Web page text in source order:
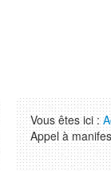
Vous êtes ici :
Appel à